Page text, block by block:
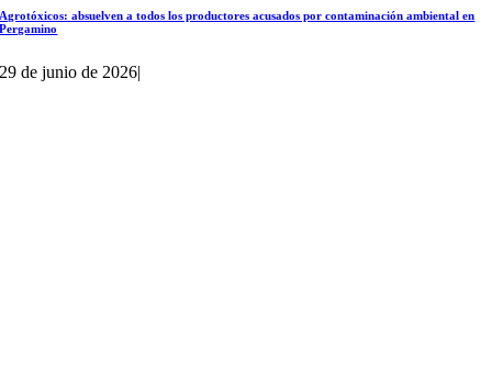
Agrotóxicos: absuelven a todos los productores acusados por contaminación ambiental en
Pergamino
29 de junio de 2026|